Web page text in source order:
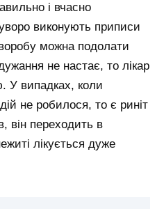
і вчасно
виконують приписи
можна подолати
не настає, то лікар
У випадках, коли
не робилося, то є риніт
він переходить в
лікується дуже